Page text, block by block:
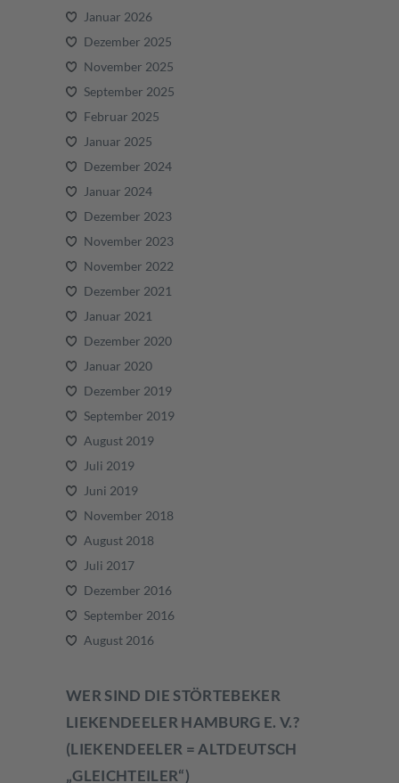
Januar 2026
Dezember 2025
November 2025
September 2025
Februar 2025
Januar 2025
Dezember 2024
Januar 2024
Dezember 2023
November 2023
November 2022
Dezember 2021
Januar 2021
Dezember 2020
Januar 2020
Dezember 2019
September 2019
August 2019
Juli 2019
Juni 2019
November 2018
August 2018
Juli 2017
Dezember 2016
September 2016
August 2016
WER SIND DIE STÖRTEBEKER
LIEKENDEELER HAMBURG E. V.?
(LIEKENDEELER = ALTDEUTSCH
„GLEICHTEILER“)